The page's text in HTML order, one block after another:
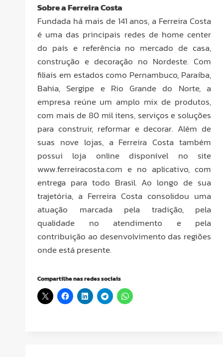
Sobre a Ferreira Costa
Fundada há mais de 141 anos, a Ferreira Costa
é uma das principais redes de home center
do país e referência no mercado de casa,
construção e decoração no Nordeste. Com
filiais em estados como Pernambuco, Paraíba,
Bahia, Sergipe e Rio Grande do Norte, a
empresa reúne um amplo mix de produtos,
com mais de 80 mil itens, serviços e soluções
para construir, reformar e decorar. Além de
suas nove lojas, a Ferreira Costa também
possui loja online disponível no site
www.ferreiracosta.com e no aplicativo, com
entrega para todo Brasil. Ao longo de sua
trajetória, a Ferreira Costa consolidou uma
atuação marcada pela tradição, pela
qualidade no atendimento e pela
contribuição ao desenvolvimento das regiões
onde está presente.
Compartilhe nas redes sociais